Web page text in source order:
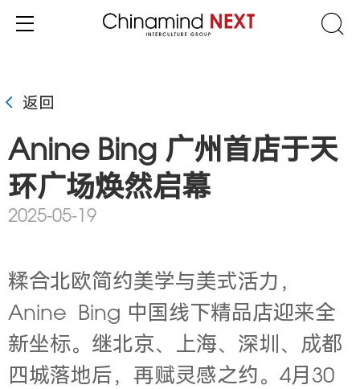
返回
Anine Bing 广州首店于天
环广场焕然启幕
2025-05-19
糅合北欧简约美学与美式活力，
Anine Bing 中国线下精品店迎来全
新坐标。继北京、上海、深圳、成都
四城落地后，再赋灵感之约。4月30